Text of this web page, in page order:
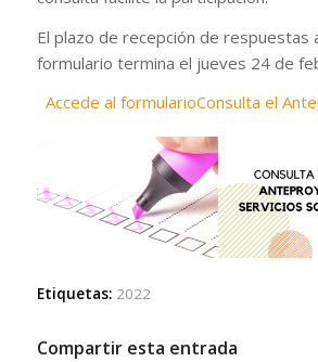
El plazo de recepción de respuestas
formulario termina el jueves 24 de
Accede al formularioConsulta el
Etiquetas: 2022
Compartir esta entrada